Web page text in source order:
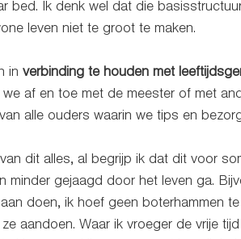
bed. Ik denk wel dat die
leven niet te groot te maken.
in verbinding te houden met
we af en toe met de meester of met
alle ouders waarin we tips en
dit alles, al begrijp ik dat dit voor
minder gejaagd door het leven ga.
doen, ik hoef geen boterhammen
aandoen. Waar ik vroeger de vrije